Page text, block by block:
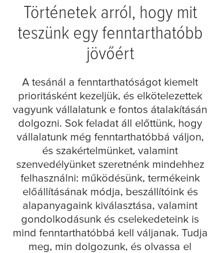
Történetek arról, hogy mit
teszünk egy fenntarthatóbb
jövőért
A tesánál a fenntarthatóságot kiemelt
prioritásként kezeljük, és elkötelezettek
vagyunk vállalatunk e fontos átalakításán
dolgozni. Sok feladat áll előttünk, hogy
vállalatunk még fenntarthatóbbá váljon,
és szakértelmünket, valamint
szenvedélyünket szeretnénk mindehhez
felhasználni: működésünk, termékeink
előállításának módja, beszállítóink és
alapanyagaink kiválasztása, valamint
gondolkodásunk és cselekedeteink is
mind fenntarthatóbbá kell váljanak. Tudja
meg, min dolgozunk, és olvassa el